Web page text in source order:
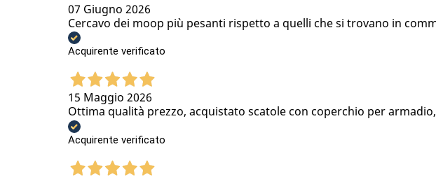
07 Giugno 2026
Cercavo dei moop più pesanti rispetto a quelli che si trovano in
Acquirente verificato
15 Maggio 2026
Ottima qualità prezzo, acquistato scatole con coperchio per
Acquirente verificato